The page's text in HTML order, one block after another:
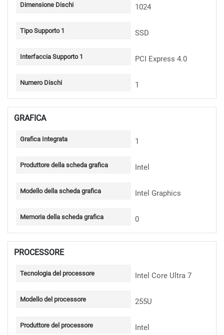
Dimensione Dischi 1024
Tipo Supporto 1 SSD
Interfaccia Supporto 1 PCI Express 4.0
Numero Dischi 1
GRAFICA
Grafica Integrata 1
Produttore della scheda grafica Intel
Modello della scheda grafica Intel Graphics
Memoria della scheda grafica 0
PROCESSORE
Tecnologia del processore Intel Core Ultra 7
Modello del processore 255U
Produttore del processore Intel